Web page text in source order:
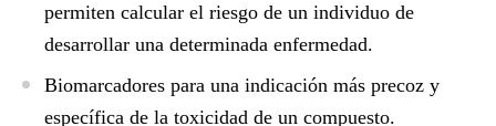
permiten calcular el riesgo de un individuo de
desarrollar una determinada enfermedad.
Biomarcadores para una indicación más precoz y
específica de la toxicidad de un compuesto.